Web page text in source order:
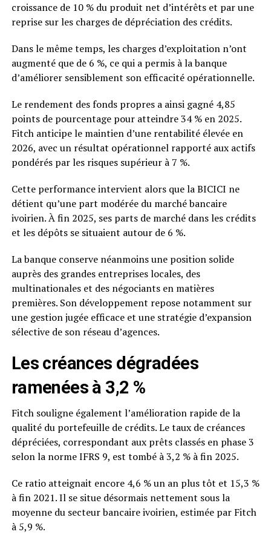
croissance de 10 % du produit net d’intérêts et par une
reprise sur les charges de dépréciation des crédits.
Dans le même temps, les charges d’exploitation n’ont
augmenté que de 6 %, ce qui a permis à la banque
d’améliorer sensiblement son efficacité opérationnelle.
Le rendement des fonds propres a ainsi gagné 4,85
points de pourcentage pour atteindre 34 % en 2025.
Fitch anticipe le maintien d’une rentabilité élevée en
2026, avec un résultat opérationnel rapporté aux actifs
pondérés par les risques supérieur à 7 %.
Cette performance intervient alors que la BICICI ne
détient qu’une part modérée du marché bancaire
ivoirien. À fin 2025, ses parts de marché dans les crédits
et les dépôts se situaient autour de 6 %.
La banque conserve néanmoins une position solide
auprès des grandes entreprises locales, des
multinationales et des négociants en matières
premières. Son développement repose notamment sur
une gestion jugée efficace et une stratégie d’expansion
sélective de son réseau d’agences.
Les créances dégradées
ramenées à 3,2 %
Fitch souligne également l’amélioration rapide de la
qualité du portefeuille de crédits. Le taux de créances
dépréciées, correspondant aux prêts classés en phase 3
selon la norme IFRS 9, est tombé à 3,2 % à fin 2025.
Ce ratio atteignait encore 4,6 % un an plus tôt et 15,3 %
à fin 2021. Il se situe désormais nettement sous la
moyenne du secteur bancaire ivoirien, estimée par Fitch
à 5,9 %.